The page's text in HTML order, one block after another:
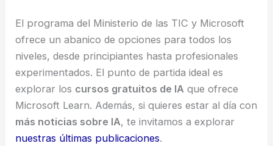
El programa del Ministerio de las TIC y Microsoft
ofrece un abanico de opciones para todos los
niveles, desde principiantes hasta profesionales
experimentados. El punto de partida ideal es
explorar los cursos gratuitos de IA que ofrece
Microsoft Learn. Además, si quieres estar al día con
más noticias sobre IA, te invitamos a explorar
nuestras últimas publicaciones.